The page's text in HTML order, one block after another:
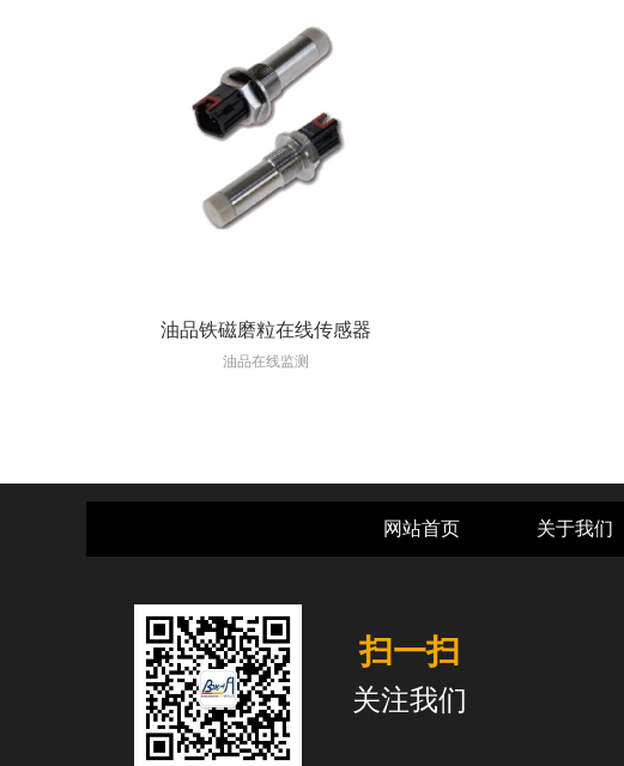
油品铁磁磨粒在线传感器
油品在线监测
网站首页 关于我们
扫一扫
关注我们